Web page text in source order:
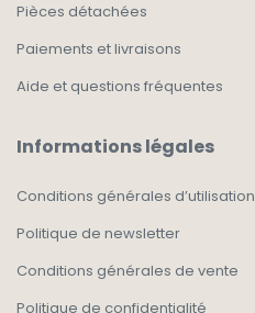
Pièces détachées
Paiements et livraisons
Aide et questions fréquentes
Informations légales
Conditions générales d’utilisation
Politique de newsletter
Conditions générales de vente
Politique de confidentialité